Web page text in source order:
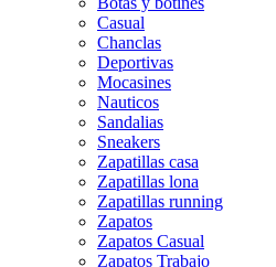
Casual
Chanclas
Deportivas
Mocasines
Nauticos
Sandalias
Sneakers
Zapatillas casa
Zapatillas lona
Zapatillas running
Zapatos
Zapatos Casual
Zapatos Trabajo